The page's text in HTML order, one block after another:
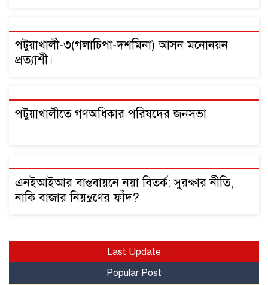
পটুয়াখালী-৩(গলাচিপা-দশমিনা) আসন মনোনয়ন
প্রত্যাশী।
পটুয়াখালীতে গণঅধিকার পরিষদের জনসভা
এনইআইআর বাস্তবায়নে নয়া বিতর্ক: সুরক্ষার নীতি,
নাকি বাজার নিয়ন্ত্রণের ফাঁদ?
Last Update
Popular Post